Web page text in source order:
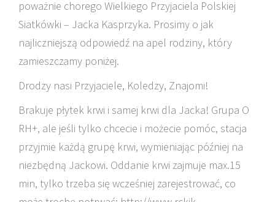
poważnie chorego Wielkiego Przyjaciela Polskiej
Siatkówki – Jacka Kasprzyka. Prosimy o jak
najliczniejszą odpowiedź na apel rodziny, który
zamieszczamy poniżej.
Drodzy nasi Przyjaciele, Koledzy, Znajomi!
Brakuje płytek krwi i samej krwi dla Jacka! Grupa O
RH+, ale jeśli tylko chcecie i możecie pomóc, stacja
przyjmie każdą grupę krwi, wymieniając później na
niezbędną Jackowi. Oddanie krwi zajmuje max.15
min, tylko trzeba się wcześniej zarejestrować, co